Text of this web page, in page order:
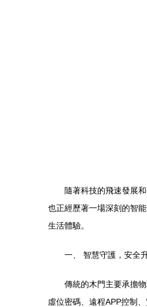
隨著科技的飛速發展
也正經歷著一場深刻的智
生活體驗。
一、 智慧守護，安全
傳統的木門主要承擔
虛位密碼、遠程APP控制